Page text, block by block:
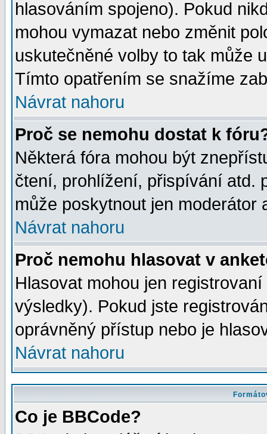
hlasováním spojeno). Pokud
mohou vymazat nebo změnit
uskutečněné volby to tak může
Tímto opatřením se snažíme
Návrat nahoru
Proč se nemohu dostat k
Některá fóra mohou být
čtení, prohlížení, přispívání atd.
může poskytnout jen moderátor
Návrat nahoru
Proč nemohu hlasovat v
Hlasovat mohou jen
výsledky). Pokud jste
oprávněný přístup nebo je
Návrat nahoru
Co je BBCode?